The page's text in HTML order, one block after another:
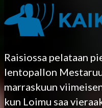
Raisiossa pelataan
lentopallon
marraskuun
kun Loimu saa